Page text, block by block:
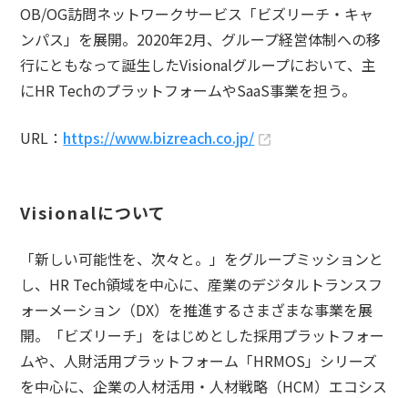
OB/OG訪問ネットワークサービス「ビズリーチ・キャ
ンパス」を展開。2020年2月、グループ経営体制への移
行にともなって誕生したVisionalグループにおいて、主
にHR TechのプラットフォームやSaaS事業を担う。
URL： https://www.bizreach.co.jp/
Visionalについて
「新しい可能性を、次々と。」をグループミッションと
し、HR Tech領域を中心に、産業のデジタルトランスフ
ォーメーション（DX）を推進するさまざまな事業を展
開。「ビズリーチ」をはじめとした採用プラットフォー
ムや、人財活用プラットフォーム「HRMOS」シリーズ
を中心に、企業の人材活用・人材戦略（HCM）エコシス